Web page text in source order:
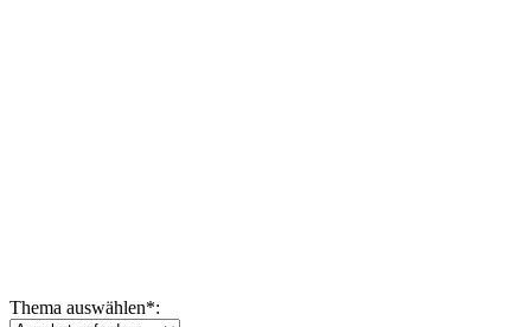
Thema auswählen*: